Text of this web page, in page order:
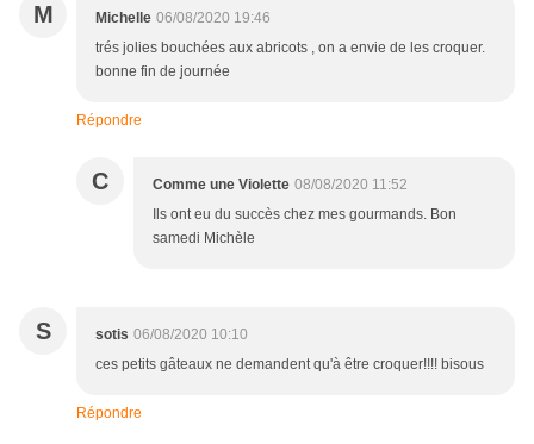
M Michelle 06/08/2020 19:46
trés jolies bouchées aux abricots , on a envie de les croquer.
bonne fin de journée
Répondre
C Comme une Violette 08/08/2020 11:52
Ils ont eu du succès chez mes gourmands. Bon
samedi Michèle
S sotis 06/08/2020 10:10
ces petits gâteaux ne demandent qu'à être croquer!!!! bisous
Répondre